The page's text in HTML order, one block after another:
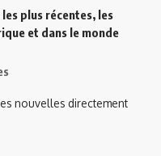
plus récentes, les
et dans le monde
nouvelles directement